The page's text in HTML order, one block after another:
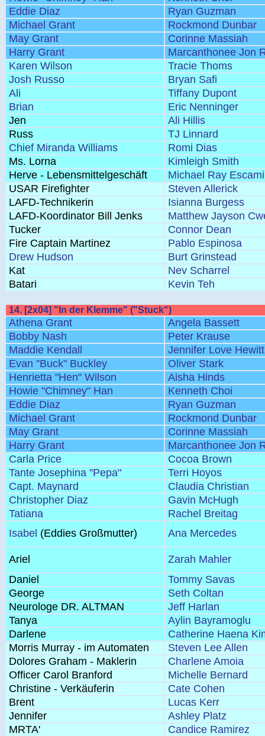
Eddie Diaz
Ryan Guzman
Michael Grant
Rockmond Dunbar
May Grant
Corinne Massiah
Harry Grant
Marcanthonee Jon
Karen Wilson
Tracie Thoms
Josh Russo
Bryan Safi
Ali
Tiffany Dupont
Brian
Eric Nenninger
Jen
Ali Hillis
Russ
TJ Linnard
Chief Miranda Williams
Romi Dias
Ms. Lorna
Kimleigh Smith
Herve - Lebensmittelgeschäft
Michael Ray
USAR Firefighter
Steven Allerick
LAFD-Technikerin
Isianna Burgess
LAFD-Koordinator Bill Jenks
Matthew Jayson
Tucker
Connor Dean
Fire Captain Martinez
Pablo Espinosa
Drew Hudson
Burt Grinstead
Kat
Nev Scharrel
Batari
Kevin Teh
14. [2x04] "In der Klemme" ("Stuck")
Athena Grant
Angela Bassett
Bobby Nash
Peter Krause
Maddie Kendall
Jennifer Love Hewitt
Evan "Buck" Buckley
Oliver Stark
Henrietta "Hen" Wilson
Aisha Hinds
Howie "Chimney" Han
Kenneth Choi
Eddie Diaz
Ryan Guzman
Michael Grant
Rockmond Dunbar
May Grant
Corinne Massiah
Harry Grant
Marcanthonee Jon
Carla Price
Cocoa Brown
Tante Josephina "Pepa"
Terri Hoyos
Capt. Maynard
Claudia Christian
Christopher Diaz
Gavin McHugh
Tatiana
Rachel Breitag
Isabel (Eddies Großmutter) Ana Mercedes
Ariel
Zarah Mahler
Daniel
Tommy Savas
George
Seth Coltan
Neurologe DR. ALTMAN
Jeff Harlan
Tanya
Aylin Bayramoglu
Darlene
Catherine Haena
Morris Murray - im Automaten
Steven Lee Allen
Dolores Graham - Maklerin
Charlene Amoia
Officer Carol Branford
Michelle Bernard
Christine - Verkäuferin
Cate Cohen
Brent
Lucas Kerr
Jennifer
Ashley Platz
MRTA'
Candice Ramirez